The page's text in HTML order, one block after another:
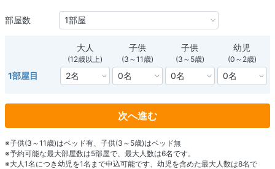
部屋数
大人
(12歳以上)
子供
(3～11歳)
子供
(3～5歳)
幼児
(0～2歳)
1部屋目
次へ進む
※子供(3～11歳)はベッド有、子供(3～5歳)はベッド無
※予約可能な最大部屋数は5部屋で、最大人数は6名です。
※大人1名につき幼児を1名まで申込可能です、幼児を含めた最大人数は8名で